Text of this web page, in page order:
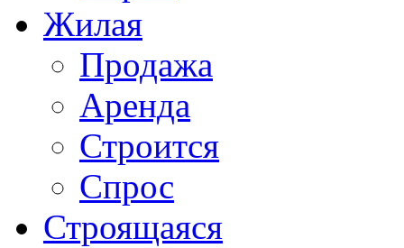
Жилая
Продажа
Аренда
Строится
Спрос
Строящаяся